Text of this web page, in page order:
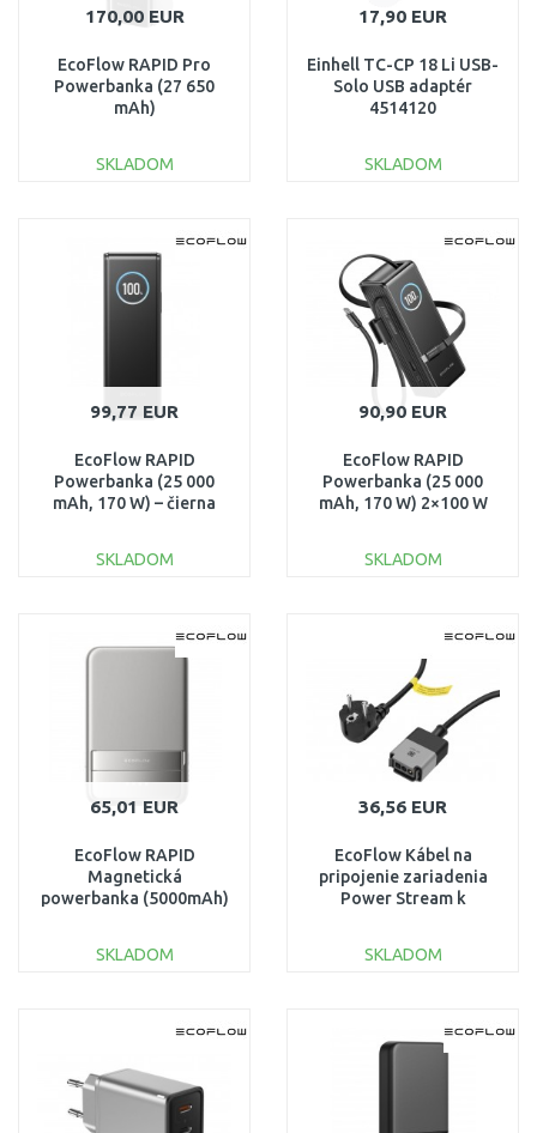
170,00 EUR
EcoFlow RAPID Pro
Powerbanka (27 650
mAh)
SKLADOM
Porovnať
17,90 EUR
Einhell TC-CP 18 Li USB-
Solo USB adaptér
4514120
SKLADOM
Porovnať
99,77 EUR
EcoFlow RAPID
Powerbanka (25 000
mAh, 170 W) – čierna
SKLADOM
Porovnať
90,90 EUR
EcoFlow RAPID
Powerbanka (25 000
mAh, 170 W) 2×100 W
SKLADOM
65,01 EUR
EcoFlow RAPID
Magnetická
powerbanka (5000mAh)
SKLADOM
36,56 EUR
EcoFlow Kábel na
pripojenie zariadenia
Power Stream k
SKLADOM
Porovnať